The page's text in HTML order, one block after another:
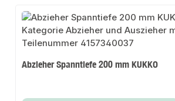
Abzieher Spanntiefe 200 mm KUKKO